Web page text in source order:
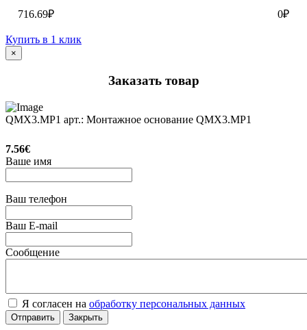
716.69₽ 0₽
Купить в 1 клик
×
Заказать товар
QMX3.MP1 арт.: Монтажное основание QMX3.MP1
7.56€
Ваше имя
Ваш телефон
Ваш E-mail
Сообщение
Я согласен на обработку персональных данных
Отправить Закрыть